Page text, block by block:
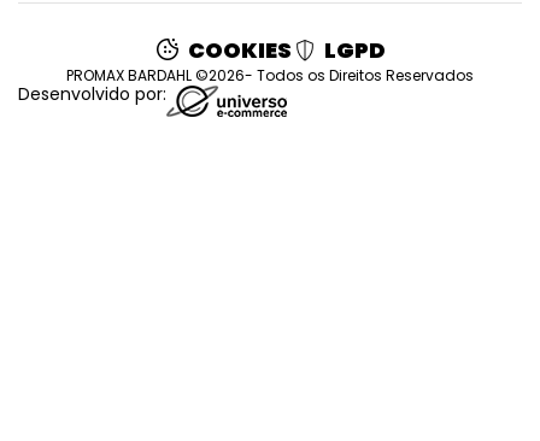
COOKIES LGPD
PROMAX BARDAHL ©2026- Todos os Direitos Reservados
Desenvolvido por: